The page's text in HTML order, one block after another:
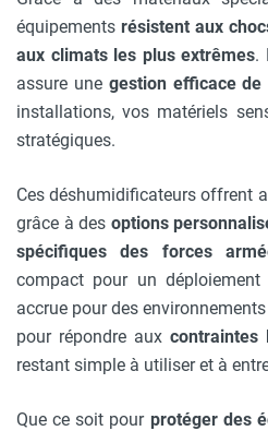
équipementsrésistent aux
aux climats les plus extrêmes.
assure une gestion efficace de
installations, vos matériels
stratégiques.
Ces déshumidificateurs offrent
grâce à des options
spécifiques des forces
compact pour un déploiement
accrue pour des
pour répondre aux contraintes
restant simple à utiliser et à
Que ce soit pour protéger des